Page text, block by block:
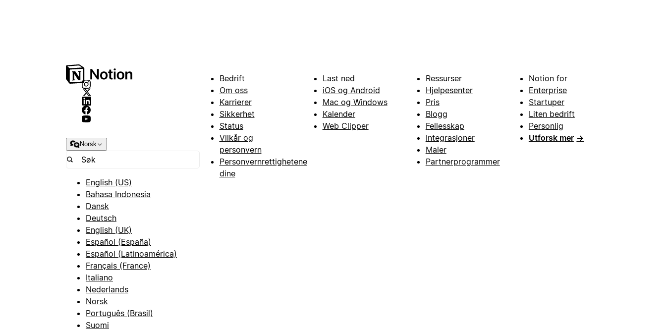
Norsk
English (US)
Bahasa Indonesia
Dansk
Deutsch
English (UK)
Español (España)
Español (Latinoamérica)
Français (France)
Italiano
Nederlands
Norsk
Português (Brasil)
Suomi
Bedrift
Om oss
Karrierer
Sikkerhet
Status
Vilkår og
personvern
Personvernrettighetene
dine
Last ned
iOS og Android
Mac og Windows
Kalender
Web Clipper
Ressurser
Hjelpesenter
Pris
Blogg
Fellesskap
Integrasjoner
Maler
Partnerprogrammer
Notion for
Enterprise
Startuper
Liten bedrift
Personlig
Utforsk mer →